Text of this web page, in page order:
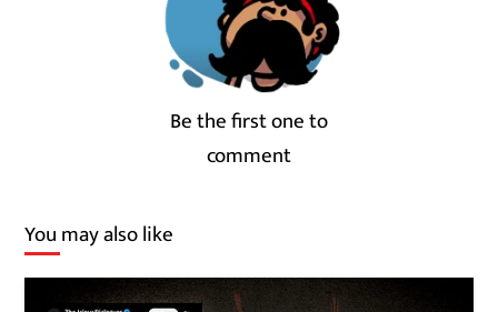
Be the first one to
comment
You may also like